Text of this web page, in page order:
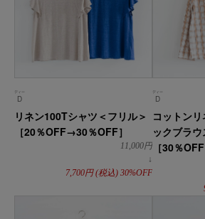
D
ディー
リネン100Tシャツ＜フリル＞
［20％OFF→30％OFF］
11,000円
↓
7,700円(税込) 30%OFF
D
ディー
コットン
ックブラウ
［30％